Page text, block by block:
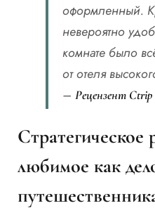
оформленный.
невероятно
комнате было
от отеля
– Рецензент Ctrip
Стратегическое
любимое как